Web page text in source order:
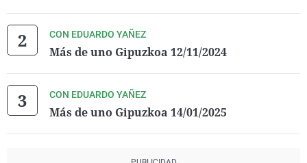
CON EDUARDO YAÑEZ
Más de uno Gipuzkoa 12/11/2024
CON EDUARDO YAÑEZ
Más de uno Gipuzkoa 14/01/2025